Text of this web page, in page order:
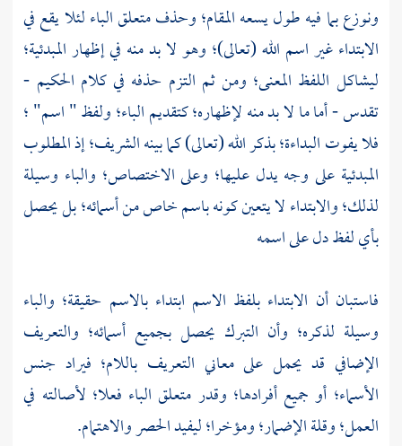
ونوزع بما فيه طول يسعه المقام؛ وحذف متعلق الباء لئلا يقع في
الابتداء غير اسم الله (تعالى)؛ وهو لا بد منه في إظهار المبدئية؛
ليشاكل اللفظ المعنى؛ ومن ثم التزم حذفه في كلام الحكيم -
تقدس - أما ما لا بد منه لإظهاره؛ كتقديم الباء؛ ولفظ " اسم" ؛
فلا يفوت البداءة؛ بذكر الله (تعالى) كما بينه الشريف؛ إذ المطلوب
المبدئية على وجه يدل عليها؛ وعلى الاختصاص؛ والباء وسيلة
لذلك؛ والابتداء لا يتعين كونه باسم خاص من أسمائه؛ بل يحصل
بأي لفظ دل على اسمه
فاستبان أن الابتداء بلفظ الاسم ابتداء بالاسم حقيقة؛ والباء
وسيلة لذكره؛ وأن التبرك يحصل بجميع أسمائه؛ والتعريف
الإضافي قد يحمل على معاني التعريف باللام؛ فيراد جنس
الأسماء؛ أو جميع أفرادها؛ وقدر متعلق الباء فعلا؛ لأصالته في
العمل؛ وقلة الإضمار؛ ومؤخرا؛ ليفيد الحصر والاهتمام.